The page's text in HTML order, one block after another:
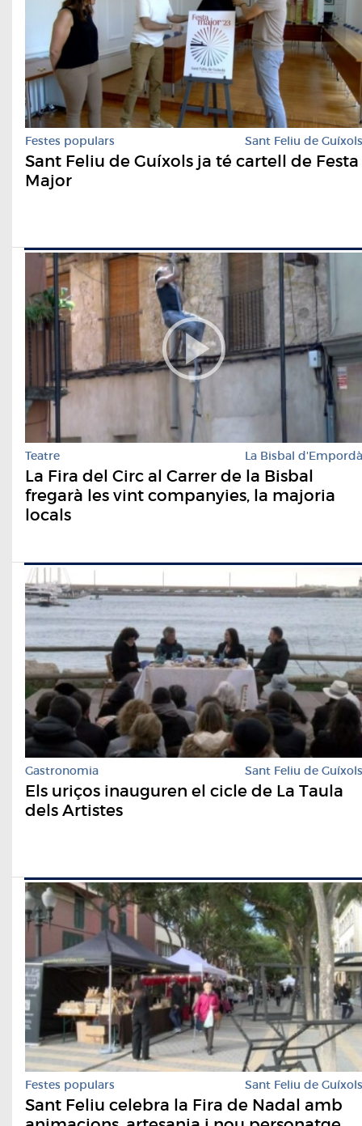
Festes populars Sant Feliu de Guíxols
Sant Feliu de Guíxols ja té cartell de Festa
Major
Teatre La Bisbal d'Empordà
La Fira del Circ al Carrer de la Bisbal
fregarà les vint companyies, la majoria
locals
Gastronomia Sant Feliu de Guíxols
Els uriços inauguren el cicle de La Taula
dels Artistes
Festes populars Sant Feliu de Guíxols
Sant Feliu celebra la Fira de Nadal amb